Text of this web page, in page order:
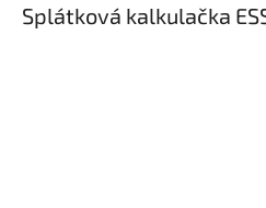
Splátková kalkulačka